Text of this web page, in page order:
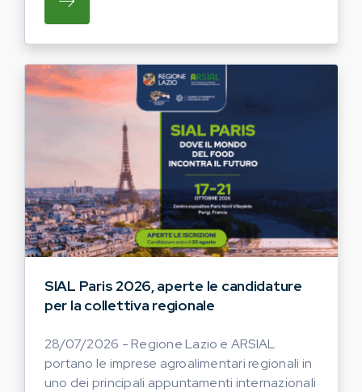
SU REGIONE LAZIO E ARSIAL INVITANO
SIAL Paris 2026, aperte le candidature
per la collettiva regionale
28/07/2026 - Regione Lazio e ARSIAL
portano le imprese agroalimentari regionali in
uno dei principali appuntamenti internazionali